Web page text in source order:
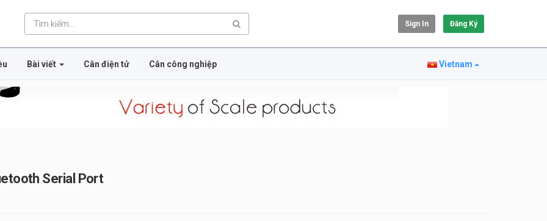
Sign In Đăng Ký
Bài viết Cân điện tử Cân công nghiệp Vietnam
Serial Port